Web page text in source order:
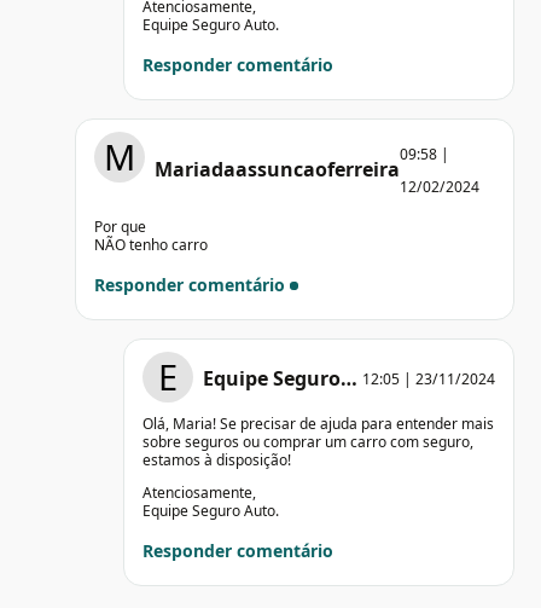
Atenciosamente,
Equipe Seguro Auto.
Responder comentário
M Mariadaassuncaoferreira
09:58 |
12/02/2024
Por que
NÃO tenho carro
Responder comentário
E Equipe Seguro… 12:05 | 23/11/2024
Olá, Maria! Se precisar de ajuda para entender mais
sobre seguros ou comprar um carro com seguro,
estamos à disposição!
Atenciosamente,
Equipe Seguro Auto.
Responder comentário